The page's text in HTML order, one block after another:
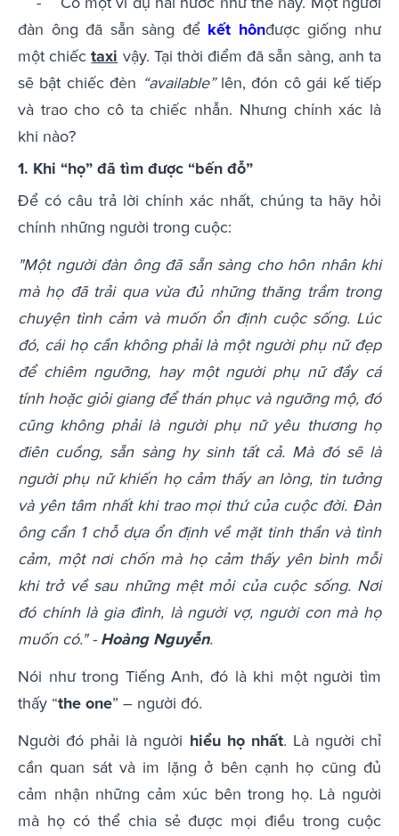
đàn ông đã sẵn sàng để kết hônđược giống như
một chiếctaxi vậy. Tại thời điểm đã sẵn sàng, anh ta
sẽ bật chiếc đèn “available”lên, đón cô gái kế tiếp
và trao cho cô ta chiếc nhẫn. Nhưng chính xác là
khi nào?
1. Khi “họ” đã tìm được “bến đỗ”
Để có câu trả lời chính xác nhất, chúng ta hãy hỏi
chính những người trong cuộc:
"Một người đàn ông đã sẵn sàng cho hôn nhân khi
mà họ đã trải qua vừa đủ những thăng trầm trong
chuyện tình cảm và muốn ổn định cuộc sống. Lúc
đó, cái họ cần không phải là một người phụ nữ đẹp
để chiêm ngưỡng, hay một người phụ nữ đầy cá
tính hoặc giỏi giang để thán phục và ngưỡng mộ, đó
cũng không phải là người phụ nữ yêu thương họ
điên cuồng, sẵn sàng hy sinh tất cả. Mà đó sẽ là
người phụ nữ khiến họ cảm thấy an lòng, tin tưởng
và yên tâm nhất khi trao mọi thứ của cuộc đời. Đàn
ông cần 1 chỗ dựa ổn định về mặt tinh thần và tình
cảm, một nơi chốn mà họ cảm thấy yên bình mỗi
khi trở về sau những mệt mỏi của cuộc sống. Nơi
đó chính là gia đình, là người vợ, người con mà họ
muốn có." - Hoàng Nguyễn.
Nói như trong Tiếng Anh, đó là khi một người tìm
thấy “the one” – người đó.
Người đó phải là người hiểu họ nhất. Là người chỉ
cần quan sát và im lặng ở bên cạnh họ cũng đủ
cảm nhận những cảm xúc bên trong họ. Là người
mà họ có thể chia sẻ được mọi điều trong cuộc